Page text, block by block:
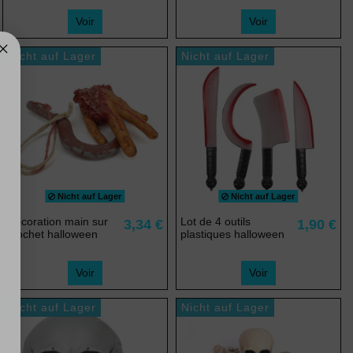
Voir Voir
Nicht auf Lager
Nicht auf Lager
Décoration main sur
crochet halloween
3,34 €
Voir
Nicht auf Lager
Nicht auf Lager
Lot de 4 outils
plastiques halloween
1,90 €
Voir
Nicht auf Lager Nicht auf Lager